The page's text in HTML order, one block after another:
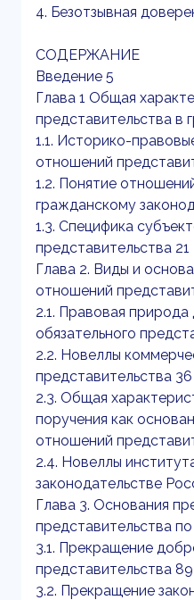
4. Безотзывная
СОДЕРЖАНИЕ
Введение 5
Глава 1 Общая
представительства в
1.1. Историко-
отношений
1.2. Понятие
гражданскому
1.3. Специфика
представительства 21
Глава 2. Виды и
отношений
2.1. Правовая
обязательного
2.2. Новеллы
представительства 36
2.3. Общая
поручения как
отношений
2.4. Новеллы
законодательстве
Глава 3. Основания
представительства
3.1. Прекращение
представительства 89
3.2. Прекращение